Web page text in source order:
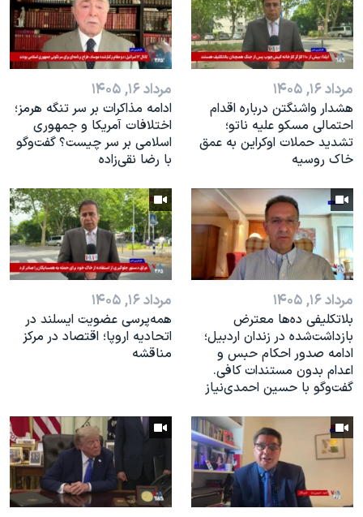
نرگس محمدی برنده جایزه نوبل صلح
همایش محافظه‌کاران آمریکا «سی‌پک»
صفحه‌های ویژه
سفر پرزیدنت ترامپ به چین
مرداد ۱۶, ۱۴۰۵
هشدار واشنگتن درباره اقدام
احتمالی مسکو علیه ناتو؛
تشدید حملات اوکراین به عمق
خاک روسیه
مرداد ۱۶, ۱۴۰۵
ادامه مذاکرات بر سر تنگه هرمز؛
اختلافات آمریکا و جمهوری
اسلامی بر سر چیست؟ گفت‌وگو
با رضا نقی‌زاده
مرداد ۱۶, ۱۴۰۵
بلاتکلیفی ده‌ها معترض
بازداشت‌شده در زندان اردبیل؛
ادامه صدور احکام حبس و
اعدام بدون مستندات کافی.
گفت‌وگو با حسین احمدی‌نیاز
مرداد ۱۶, ۱۴۰۵
همه‌پرسی عضویت ایسلند در
اتحادیه اروپا؛ اقتصاد در مرکز
مناقشه